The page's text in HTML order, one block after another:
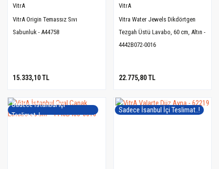
VitrA
VitrA Origin Temassız Sıvı
Sabunluk - A44758
15.333,10 TL
VitrA
Vitra Water Jewels Dikdörtgen
Tezgah Üstü Lavabo, 60 cm, Altın -
4442B072-0016
22.775,80 TL
Sadece İstanbul içi
Teslimat..!
Sadece İsanbul İçi Teslimat..!